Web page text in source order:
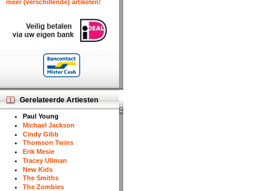
meer (verschillende) artikelen!
Gerelateerde Artiesten
Paul Young
Michael Jackson
Cindy Gibb
Thomson Twins
Erik Mesie
Tracey Ullman
New Kids
The Smiths
The Zombies